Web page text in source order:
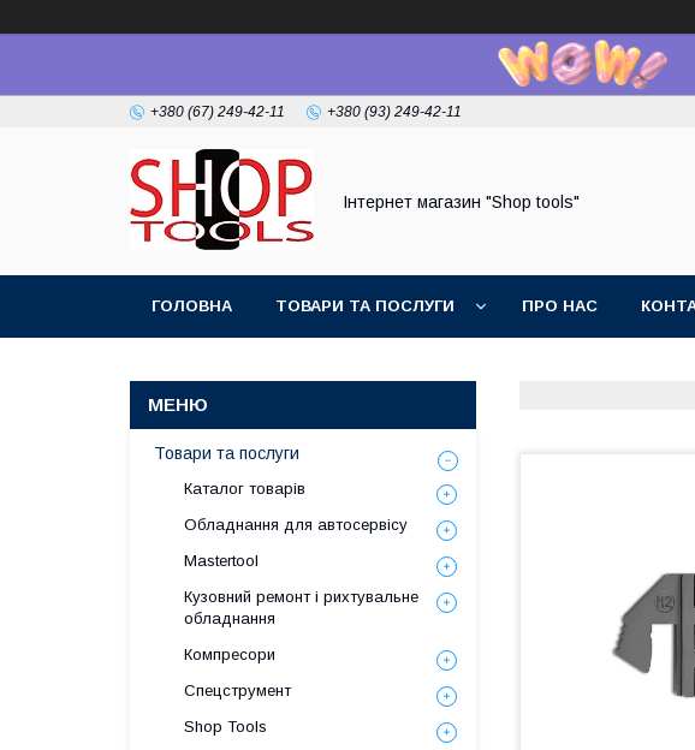
+380 (67) 249-42-11 +380 (93) 249-42-11
Інтернет магазин "Shop tools"
ГОЛОВНА ТОВАРИ ТА ПОСЛУГИ ПРО НАС
Товари та послуги
Каталог товарів
Обладнання для автосервісу
Mastertool
Кузовний ремонт і рихтувальне
обладнання
Компресори
Спецструмент
Shop Tools